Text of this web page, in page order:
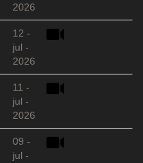
2026
12 -
jul -
2026
11 -
jul -
2026
09 -
jul -